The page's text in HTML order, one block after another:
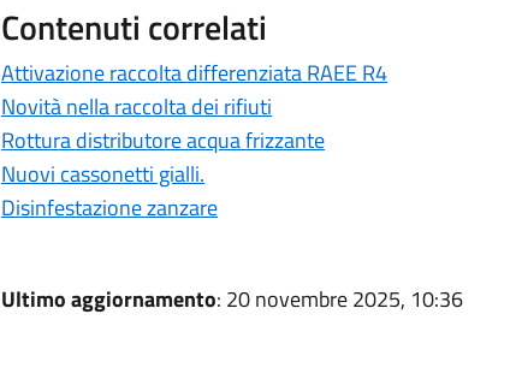
Contenuti correlati
Attivazione raccolta differenziata RAEE R4
Novità nella raccolta dei rifiuti
Rottura distributore acqua frizzante
Nuovi cassonetti gialli.
Disinfestazione zanzare
Ultimo aggiornamento: 20 novembre 2025, 10:36